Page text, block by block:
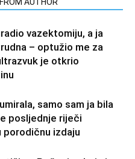
AUTHOR
vazektomiju, a ja
– optužio me za
je otkrio
samo sam ja bila
posljednje riječi
porodičnu izdaju